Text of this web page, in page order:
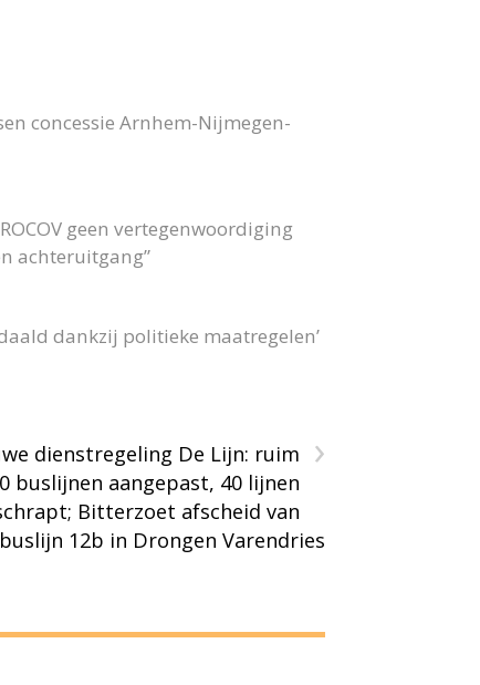
concessie Arnhem-Nijmegen-
geen vertegenwoordiging
achteruitgang”
dankzij politieke maatregelen’
›
dienstregeling De Lijn: ruim
buslijnen aangepast, 40 lijnen
Bitterzoet afscheid van
buslijn 12b in Drongen Varendries